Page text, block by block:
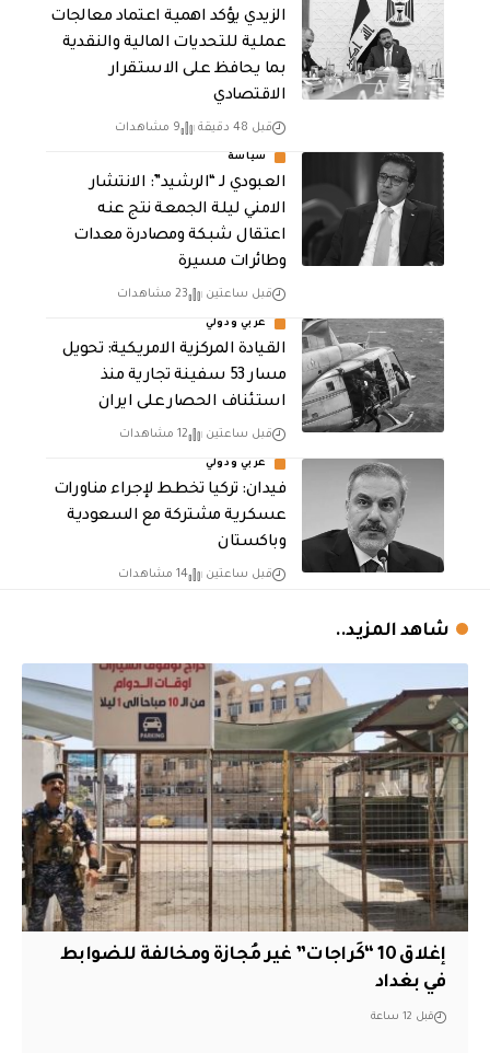
الزيدي يؤكد اهمية اعتماد معالجات
عملية للتحديات المالية والنقدية
بما يحافظ على الاستقرار
الاقتصادي
قبل 48 دقيقة 9 مشاهدات
سياسة
العبودي لـ “الرشيد”: الانتشار
الامني ليلة الجمعة نتج عنه
اعتقال شبكة ومصادرة معدات
وطائرات مسيرة
قبل ساعتين 23 مشاهدات
عربي ودولي
القيادة المركزية الامريكية: تحويل
مسار 53 سفينة تجارية منذ
استئناف الحصار على ايران
قبل ساعتين 12 مشاهدات
عربي ودولي
فيدان: تركيا تخطط لإجراء مناورات
عسكرية مشتركة مع السعودية
وباكستان
قبل ساعتين 14 مشاهدات
شاهد المزيد..
إغلاق 10 “كَراجات” غير مُجازة ومخالفة للضوابط
في بغداد
قبل 12 ساعة